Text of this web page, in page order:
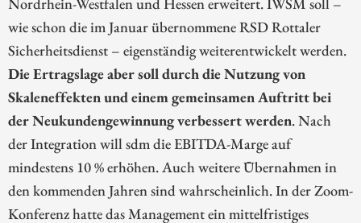
wie schon die im Januar übernommene RSD Rottaler
Sicherheitsdienst – eigenständig weiterentwickelt werden.
Die Ertragslage aber soll durch die Nutzung von
Skaleneffekten und einem gemeinsamen Auftritt bei
der Neukundengewinnung verbessert werden. Nach
der Integration will sdm die EBITDA-Marge auf
mindestens 10 % erhöhen. Auch weitere Übernahmen in
den kommenden Jahren sind wahrscheinlich. In der Zoom-
Konferenz hatte das Management ein mittelfristiges